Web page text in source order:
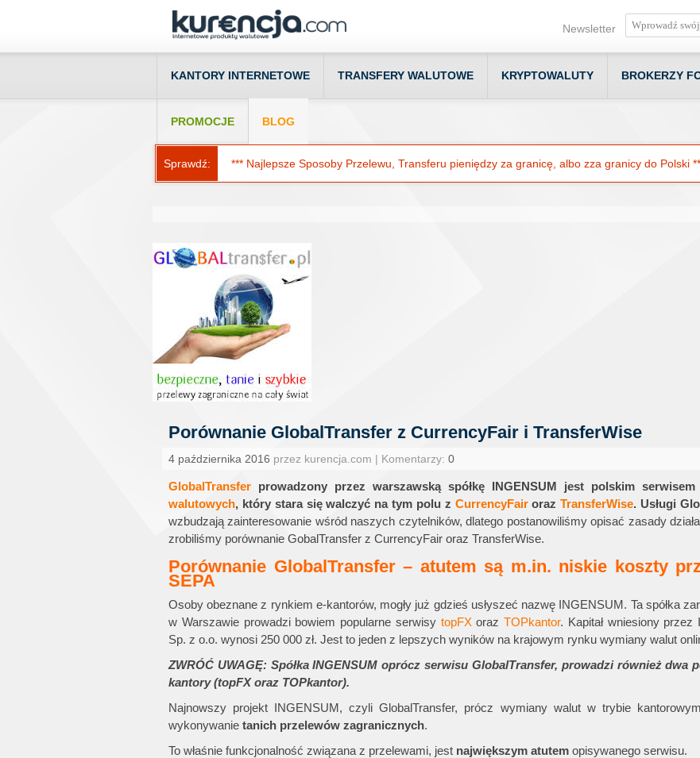
Newsletter
KANTORY INTERNETOWE TRANSFERY WALUTOWE KRYPTOWALUTY BROKERZY
PROMOCJE BLOG
Sprawdź: *** Najlepsze Sposoby Przelewu, Transferu pieniędzy za granicę, albo zza granicy do Polski
Porównanie GlobalTransfer z CurrencyFair i TransferWise
4 października 2016 przez kurencja.com | Komentarzy: 0
GlobalTransfer prowadzony przez warszawską spółkę INGENSUM jest polskim serwisem
walutowych, który stara się walczyć na tym polu z CurrencyFairorazTransferWise. Usługi
wzbudzają zainteresowanie wśród naszych czytelników, dlatego postanowiliśmy opisać zasady
zrobiliśmy porównanie GobalTransfer z CurrencyFair oraz TransferWise.
Porównanie GlobalTransfer – atutem są m.in. niskie koszty
SEPA
Osoby obeznane z rynkiem e-kantorów, mogły już gdzieś usłyszeć nazwę INGENSUM. Ta spółka
w Warszawie prowadzi bowiem popularne serwisy topFXoraz TOPkantor. Kapitał wniesiony przez
Sp. z o.o. wynosi 250 000 zł. Jest to jeden z lepszych wyników na krajowym rynku wymiany walut
ZWRÓĆ UWAGĘ: Spółka INGENSUM oprócz serwisu GlobalTransfer, prowadzi również dwa
kantory (topFX oraz TOPkantor).
Najnowszy projekt INGENSUM, czyli GlobalTransfer, prócz wymiany walut w trybie
wykonywanie tanich przelewów zagranicznych.
To właśnie funkcjonalność związana z przelewami, jest największym atutem opisywanego serwisu.